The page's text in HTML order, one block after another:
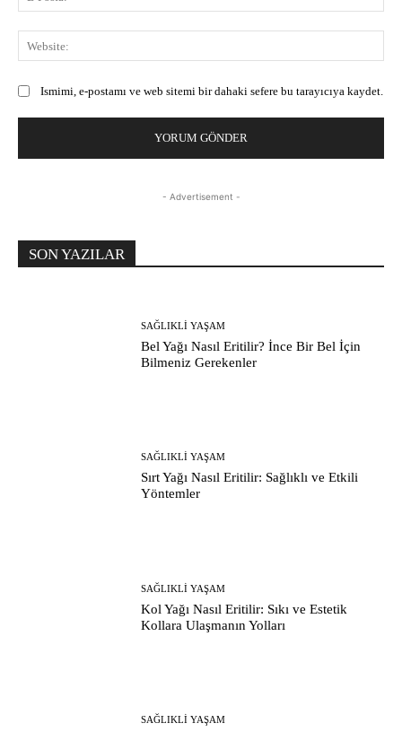
Ismimi, e-postamı ve web sitemi bir dahaki sefere bu tarayıcıya kaydet.
- Advertisement -
SON YAZILAR
SAĞLIKLI YAŞAM
Bel Yağı Nasıl Eritilir? İnce Bir Bel İçin
Bilmeniz Gerekenler
SAĞLIKLI YAŞAM
Sırt Yağı Nasıl Eritilir: Sağlıklı ve Etkili
Yöntemler
SAĞLIKLI YAŞAM
Kol Yağı Nasıl Eritilir: Sıkı ve Estetik
Kollara Ulaşmanın Yolları
SAĞLIKLI YAŞAM